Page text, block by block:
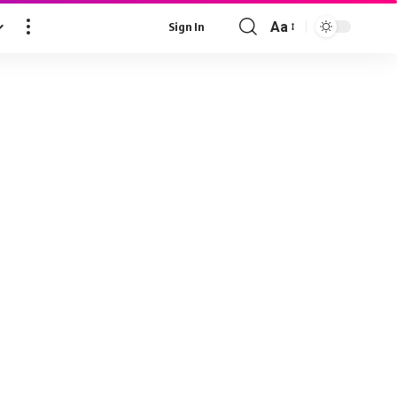
Sign In
Font
Aa